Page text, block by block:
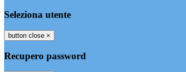
Seleziona utente
button close ×
Recupero password